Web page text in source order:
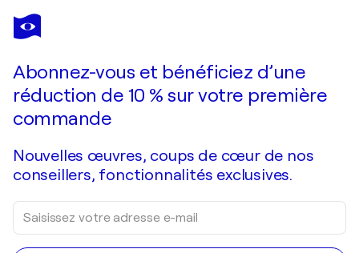
MARIT OTTO
A Divine Comedy
Abonnez-vous et bénéficiez d’une
réduction de 10 % sur votre première
commande
Nouvelles œuvres, coups de cœur de nos
conseillers, fonctionnalités exclusives.